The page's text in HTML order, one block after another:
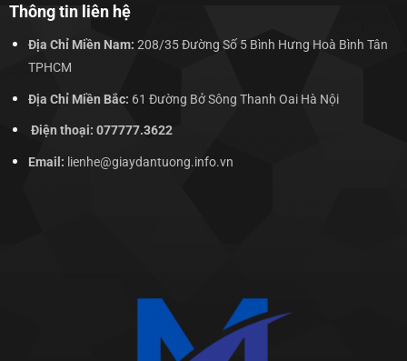
Thông tin liên hệ
Địa Chỉ Miền Nam: 208/35 Đường Số 5 Bình Hưng Hoà Bình Tân
TPHCM
Địa Chỉ Miền Bắc: 61 Đường Bở Sông Thanh Oai Hà Nội
Điện thoại: 077777.3622
Email: lienhe@giaydantuong.info.vn